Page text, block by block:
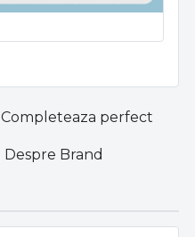
Completeaza perfect
Despre Brand